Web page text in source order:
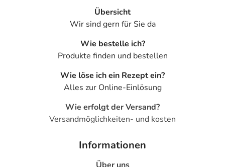
Übersicht
Wir sind gern für Sie da
Wie bestelle ich?
Produkte finden und bestellen
Wie löse ich ein Rezept ein?
Alles zur Online-Einlösung
Wie erfolgt der Versand?
Versandmöglichkeiten- und kosten
Informationen